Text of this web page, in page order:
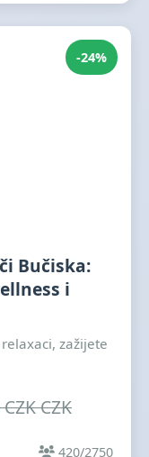
-24%
Bučiska:
i
zažijete
CZK
420/2750